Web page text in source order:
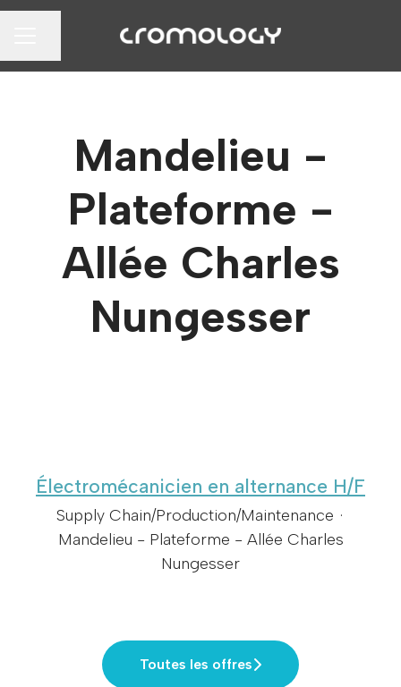
Partager la page
Mandelieu -
Plateforme -
Allée Charles
Nungesser
Électromécanicien en alternance H/F
Supply Chain/Production/Maintenance ·
Mandelieu - Plateforme - Allée Charles
Nungesser
Toutes les offres